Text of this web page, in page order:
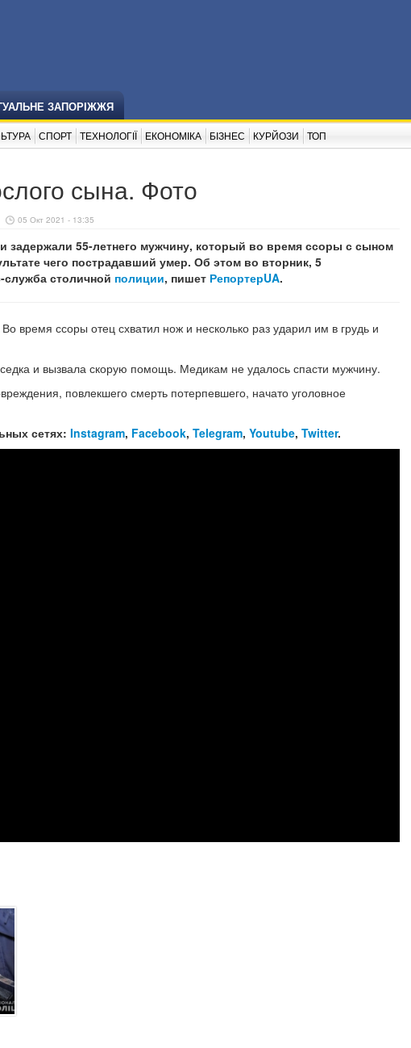
ЗАПОРІЖЖЯ
СПОРТ ТЕХНОЛОГІЇ ЕКОНОМІКА БІЗНЕС КУРЙОЗИ ТОП
сына. Фото
05 Окт 2021 - 13:35
задержали 55-летнего мужчину, который во время ссоры с сыном
чего пострадавший умер. Об этом во вторник, 5
служба столичной полиции, пишет РепортерUA.
время ссоры отец схватил нож и несколько раз ударил им в грудь и
и вызвала скорую помощь. Медикам не удалось спасти мужчину.
повлекшего смерть потерпевшего, начато уголовное
сетях: Instagram, Facebook, Telegram, Youtube, Twitter.